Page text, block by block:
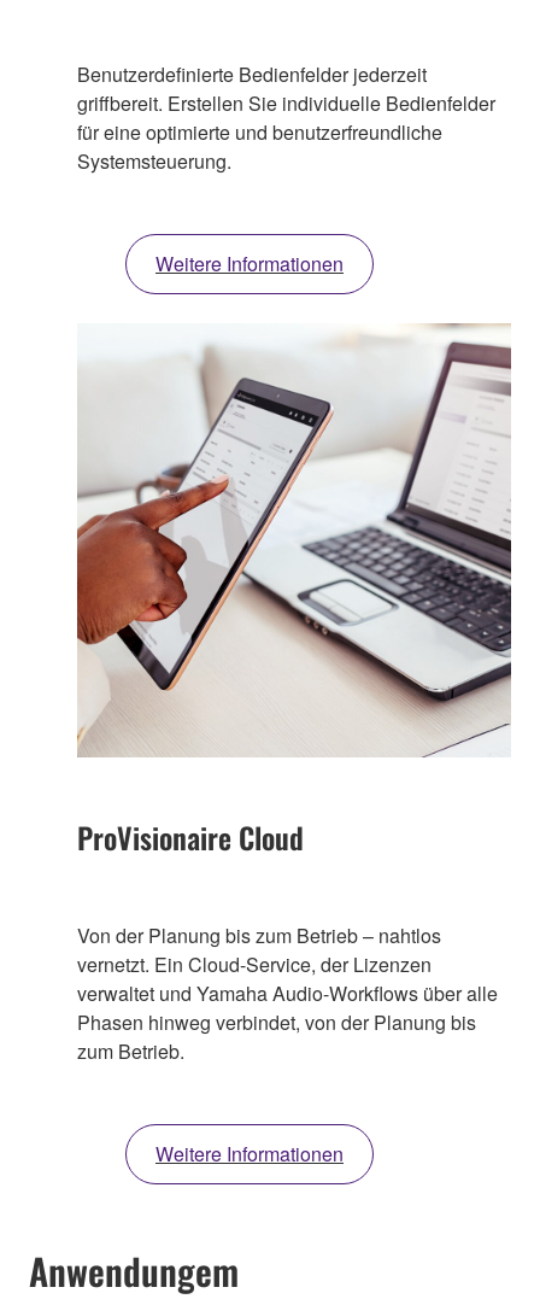
Benutzerdefinierte Bedienfelder jederzeit
griffbereit. Erstellen Sie individuelle Bedienfelder
für eine optimierte und benutzerfreundliche
Systemsteuerung.
Weitere Informationen
ProVisionaire Cloud
Von der Planung bis zum Betrieb – nahtlos
vernetzt. Ein Cloud-Service, der Lizenzen
verwaltet und Yamaha Audio-Workflows über alle
Phasen hinweg verbindet, von der Planung bis
zum Betrieb.
Weitere Informationen
Anwendungem